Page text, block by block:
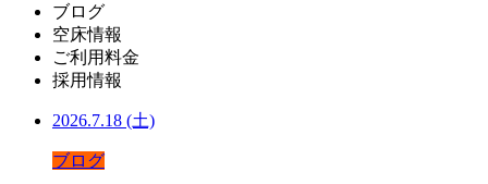
ブログ
空床情報
ご利用料金
採用情報
2026.7.18 (土)
ブログ